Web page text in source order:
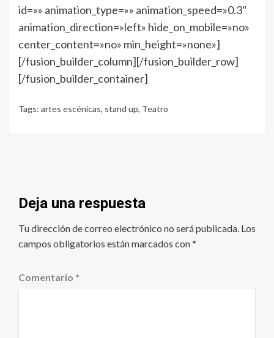
id=»» animation_type=»» animation_speed=»0.3″
animation_direction=»left» hide_on_mobile=»no»
center_content=»no» min_height=»none»]
[/fusion_builder_column][/fusion_builder_row]
[/fusion_builder_container]
Tags: artes escénicas, stand up, Teatro
Deja una respuesta
Tu dirección de correo electrónico no será publicada. Los
campos obligatorios están marcados con*
Comentario *